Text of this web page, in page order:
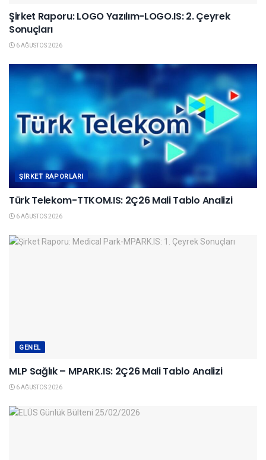
Şirket Raporu: LOGO Yazılım-LOGO.IS: 2. Çeyrek
Sonuçları
6 AĞUSTOS 2026
ŞIRKET RAPORLARI
Türk Telekom-TTKOM.IS: 2Ç26 Mali Tablo Analizi
6 AĞUSTOS 2026
GENEL
MLP Sağlık – MPARK.IS: 2Ç26 Mali Tablo Analizi
6 AĞUSTOS 2026